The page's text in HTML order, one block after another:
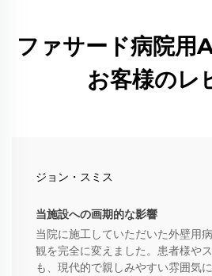
ファサード病院用
お客様のレ
ジョン・スミス
当施設への画期的な影響
当院に施工していただいた外壁用
観を完全に変えました。患者様や
も、現代的で親しみやすい雰囲気